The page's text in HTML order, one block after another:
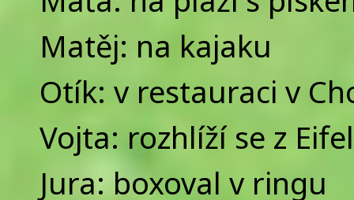
Matěj: na kajaku
Otík: v restauraci v
Vojta: rozhlíží se z
Jura: boxoval v ringu